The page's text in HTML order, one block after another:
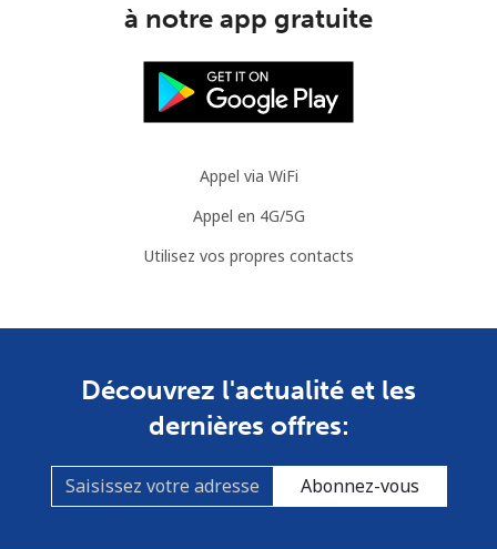
à notre app gratuite
Appel via WiFi
Appel en 4G/5G
Utilisez vos propres contacts
Découvrez l'actualité et les
dernières offres:
Abonnez-vous